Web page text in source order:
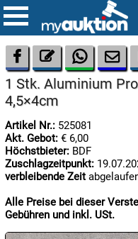
08.08:
1€
Megaabverkauf

   
1 Stk. Aluminium
4,5×4cm
Artikel Nr.: 525081
Akt. Gebot: € 6,00
Höchstbieter: BDF
Zuschlagzeitpunkt:
verbleibende Zeit
Alle Preise bei dieser
Gebühren und inkl. USt.